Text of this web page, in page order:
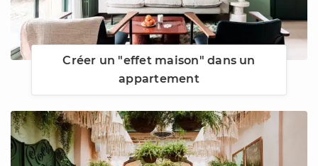
Créer un "effet maison" dans un
appartement